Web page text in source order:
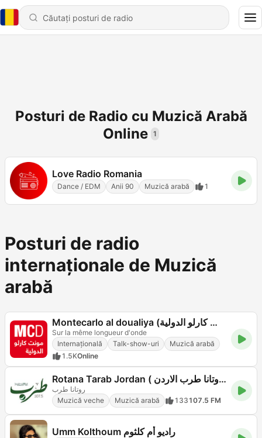
Posturi de Radio cu Muzică Arabă
Online 1
Love Radio Romania
Dance / EDM Anii 90 Muzică arabă 1
Posturi de radio
internaționale de Muzică
arabă
Montecarlo al doualiya (مونت كارلو الدولية)
Sur la même longueur d'onde
Internațională
Talk-show-uri
Muzică arabă
1.5KOnline
Rotana Tarab Jordan ( راديو روتانا طرب الاردن)
روتانا طرب
Muzică veche
Muzică arabă 133107.5 FM
Umm Kolthoum راديو أم كلثوم